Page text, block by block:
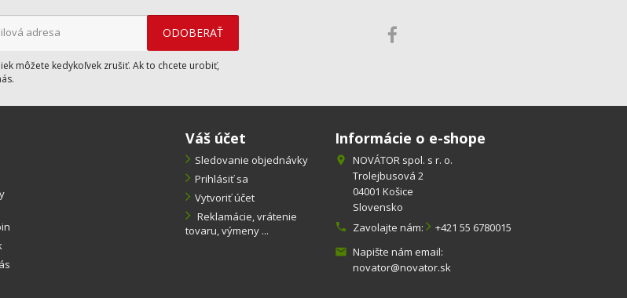
môžete kedykoľvek zrušiť. Ak to chcete urobiť,
Váš účet
Sledovanie objednávky
Prihlásiť sa
Vytvoriť účet
Reklamácie, vrátenie
tovaru, výmeny ...
Informácie o e-shope

NOVÁTOR spol. s r. o.
Trolejbusová 2
04001 Košice
Slovensko
 Zavolajte nám: +421 55 6780015
 Napište nám email:
novator@novator.sk